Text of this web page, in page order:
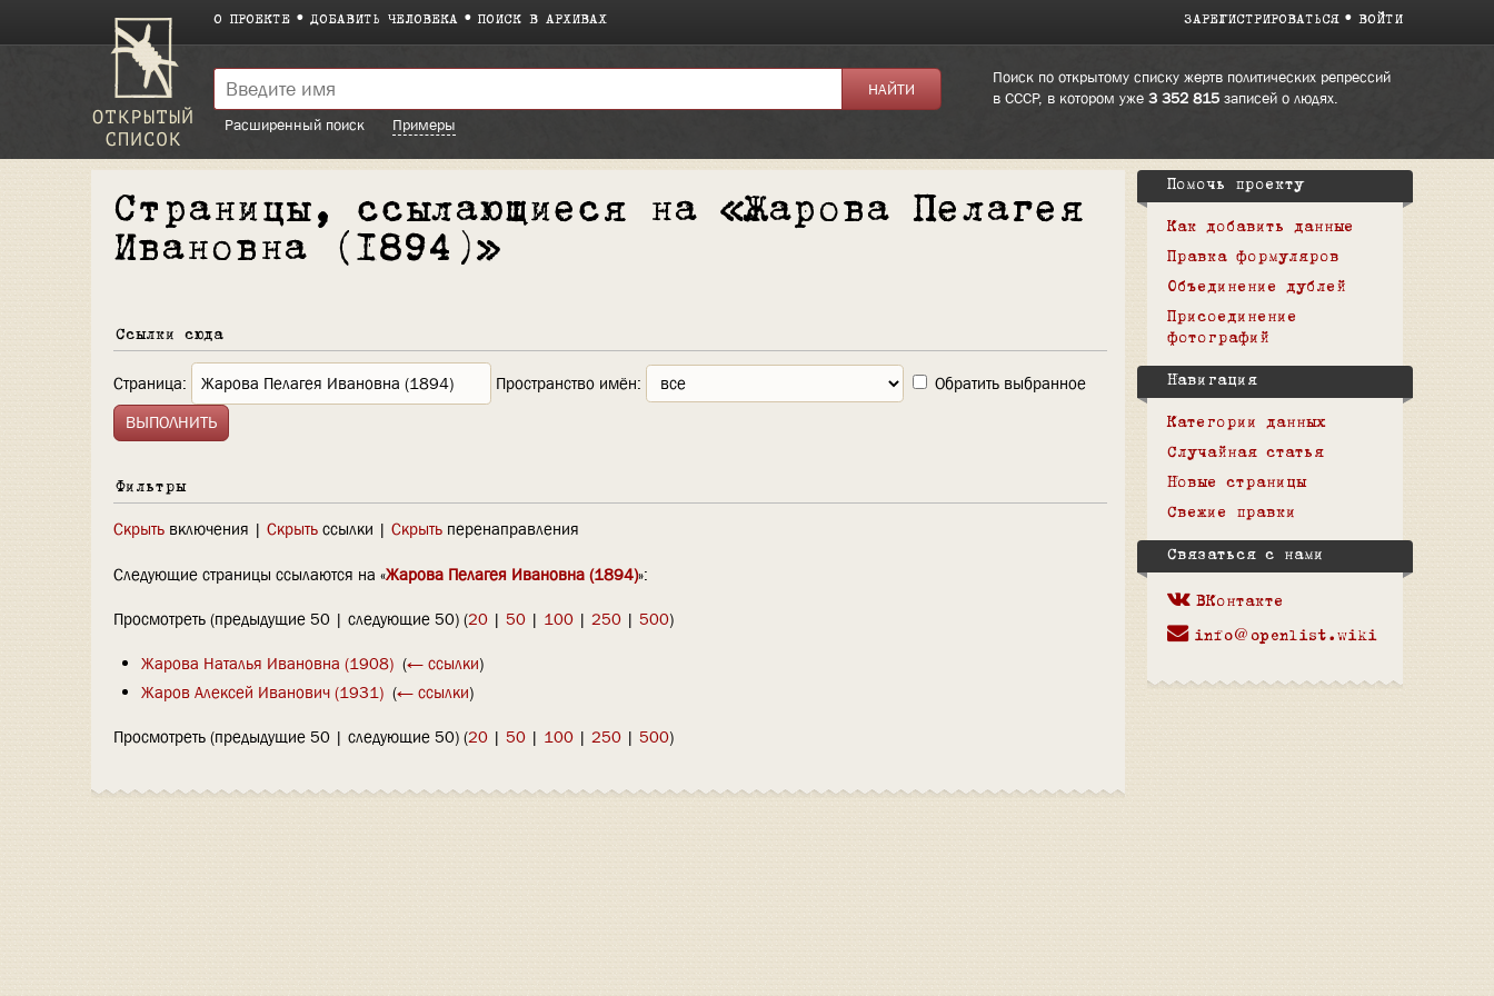
О ПРОЕКТЕ ДОБАВИТЬ ЧЕЛОВЕКА ПОИСК В АРХИВАХ ЗАРЕГИСТРИРОВАТЬСЯ ВОЙТИ
Поиск по открытому списку жертв политических репрессий
в СССР, в котором уже 3 352 815записей о людях.
Расширенный поиск
Примеры
Страницы, ссылающиеся на «Жарова Пелагея
Ивановна (1894)»
Ссылки сюда
Страница: Пространство имён: Обратить выбранное
Фильтры
Скрыть включения | Скрыть ссылки | Скрыть перенаправления
Следующие страницы ссылаются на «Жарова Пелагея Ивановна (1894)»:
Просмотреть (предыдущие 50 | следующие 50) (20 | 50 | 100 | 250 | 500)
Жарова Наталья Ивановна (1908)‎ (← ссылки)
Жаров Алексей Иванович (1931)‎ (← ссылки)
Просмотреть (предыдущие 50 | следующие 50) (20 | 50 | 100 | 250 | 500)
Помочь проекту
Как добавить данные
Правка формуляров
Объединение дублей
Присоединение
фотографий
Навигация
Категории данных
Случайная статья
Новые страницы
Свежие правки
Связаться с нами
ВКонтакте
info@openlist.wiki